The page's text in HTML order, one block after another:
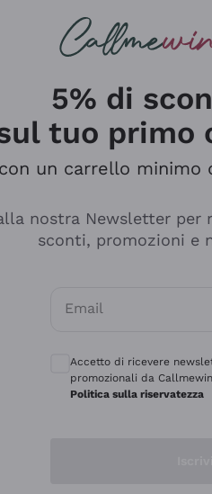
5% di
tuo primo
con un carrello minimo
nostra Newsletter per
sconti, promozioni e
Email
Accetto di ricevere
promozionali da
Politica sulla riservatezza